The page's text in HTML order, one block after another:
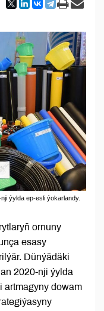
ýylda ep-esli ýokarlandy.
ornuny
esasy
Dünýädäki
2020-nji ýylda
artmagyny dowam